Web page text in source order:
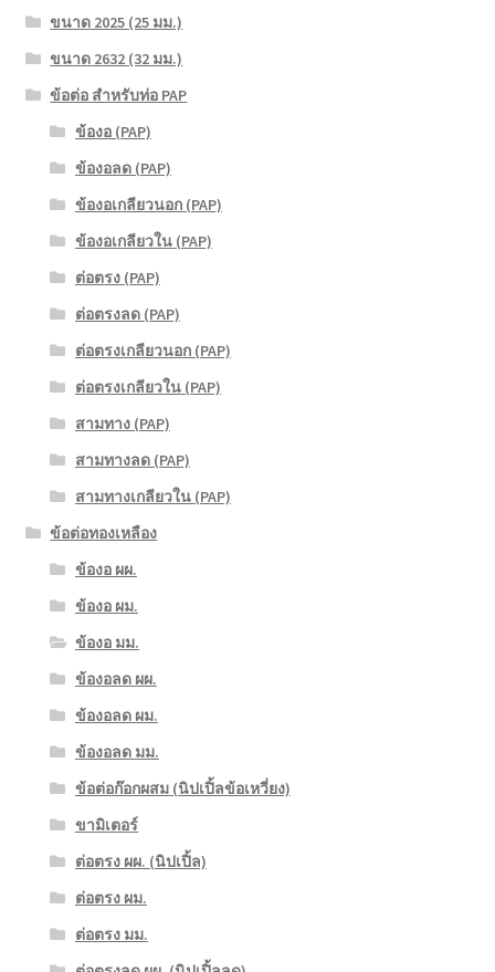
ขนาด 2025 (25 มม.)
ขนาด 2632 (32 มม.)
ข้อต่อ สำหรับท่อ PAP
ข้องอ (PAP)
ข้องอลด (PAP)
ข้องอเกลียวนอก (PAP)
ข้องอเกลียวใน (PAP)
ต่อตรง (PAP)
ต่อตรงลด (PAP)
ต่อตรงเกลียวนอก (PAP)
ต่อตรงเกลียวใน (PAP)
สามทาง (PAP)
สามทางลด (PAP)
สามทางเกลียวใน (PAP)
ข้อต่อทองเหลือง
ข้องอ ผผ.
ข้องอ ผม.
ข้องอ มม.
ข้องอลด ผผ.
ข้องอลด ผม.
ข้องอลด มม.
ข้อต่อก๊อกผสม (นิปเปิ้ลข้อเหวี่ยง)
ขามิเตอร์
ต่อตรง ผผ. (นิปเปิ้ล)
ต่อตรง ผม.
ต่อตรง มม.